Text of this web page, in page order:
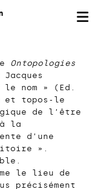
Ontopologies
nom » (Ed.
et topos-le
de l’être
la
d’une
».
le lieu de
précisément